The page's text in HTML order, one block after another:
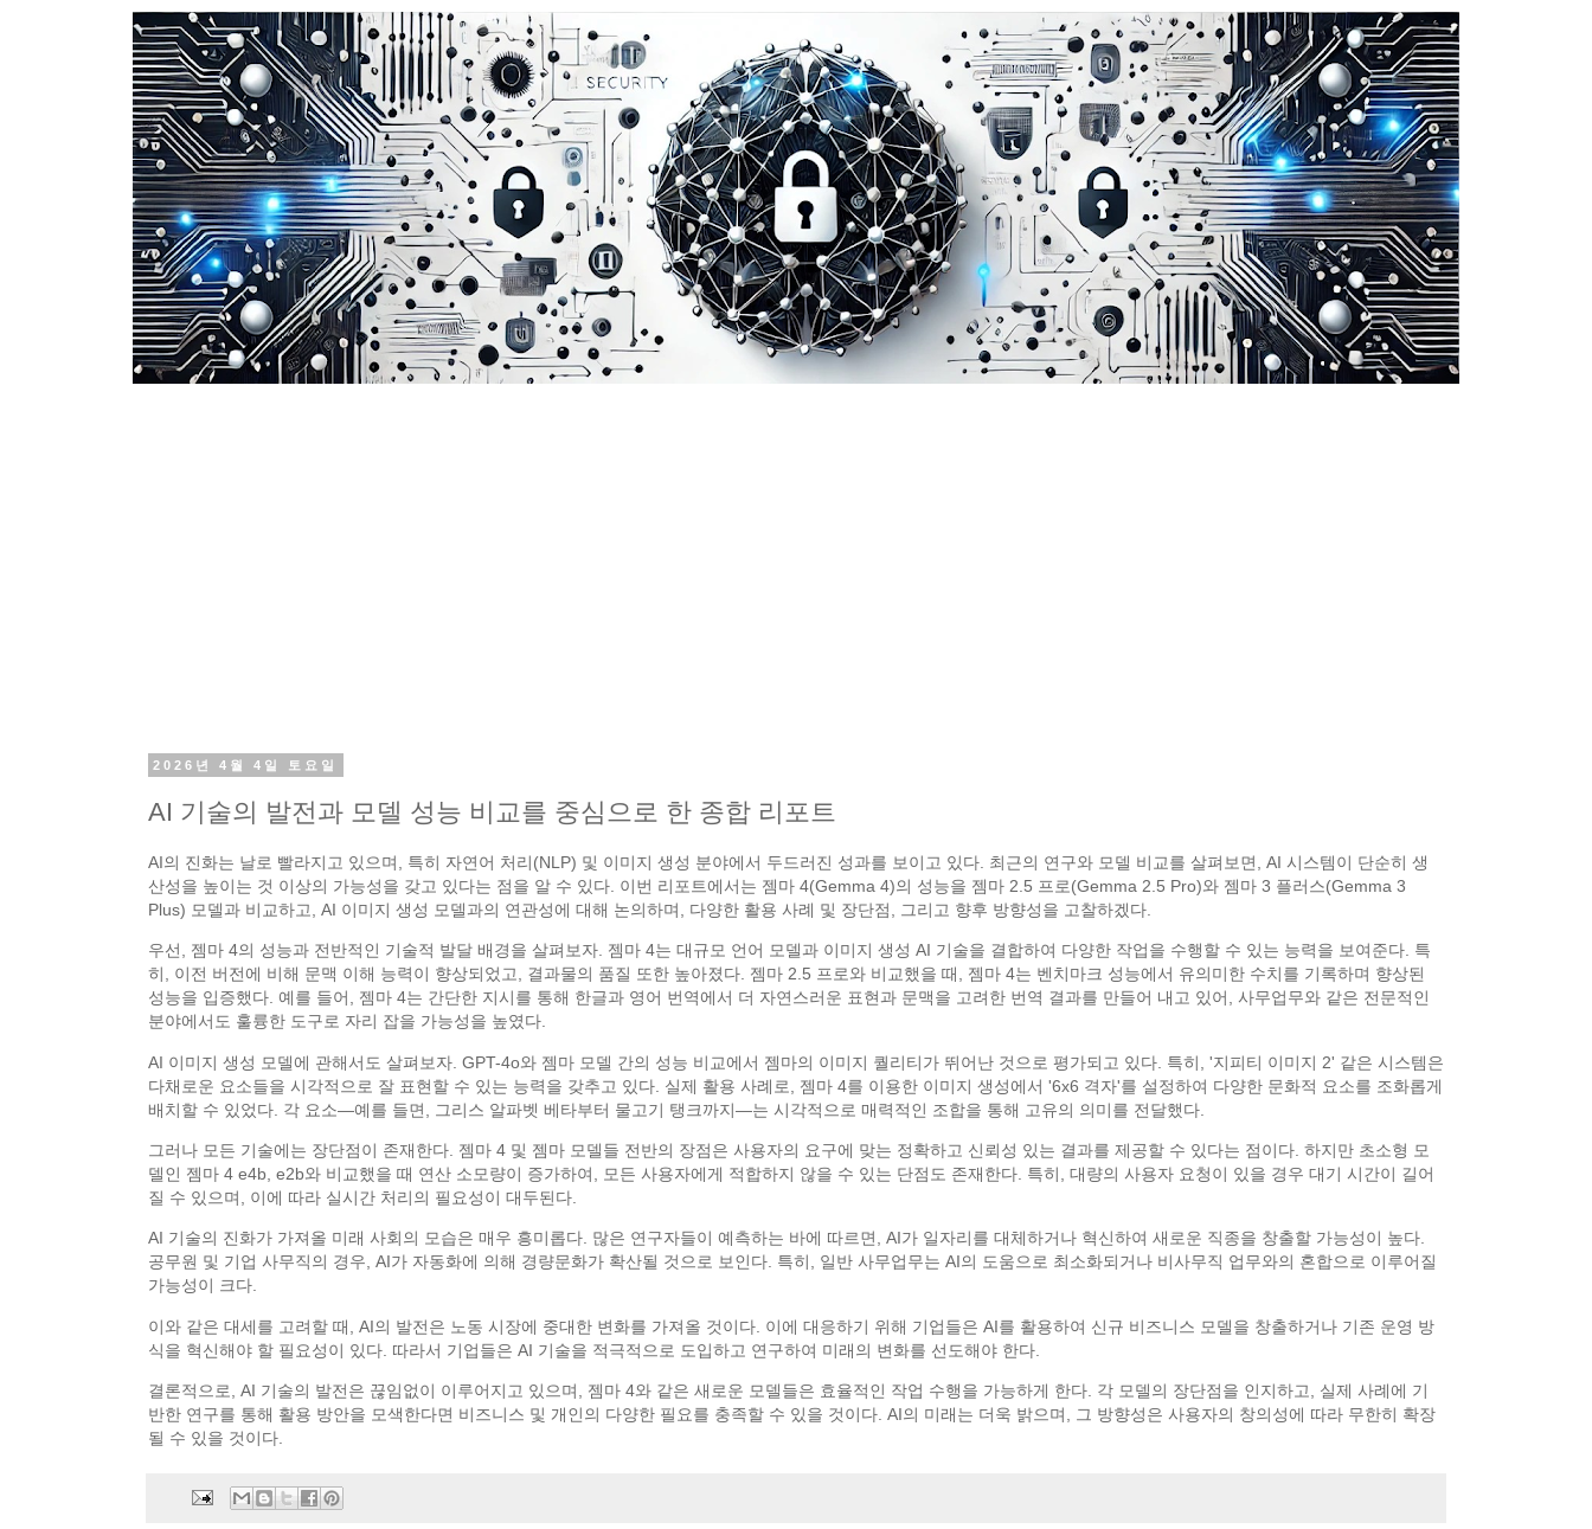
2026년 4월 4일 토요일
AI 기술의 발전과 모델 성능 비교를 중심으로 한 종합 리포트
AI의 진화는 날로 빨라지고 있으며, 특히 자연어 처리(NLP) 및 이미지 생성 분야에서 두드러진 성과를 보이고 있다. 최근의 연구와 모델 비교를 살펴보면, AI 시스템이 단순히 생
산성을 높이는 것 이상의 가능성을 갖고 있다는 점을 알 수 있다. 이번 리포트에서는 젬마 4(Gemma 4)의 성능을 젬마 2.5 프로(Gemma 2.5 Pro)와 젬마 3 플러스(Gemma 3
Plus) 모델과 비교하고, AI 이미지 생성 모델과의 연관성에 대해 논의하며, 다양한 활용 사례 및 장단점, 그리고 향후 방향성을 고찰하겠다.
우선, 젬마 4의 성능과 전반적인 기술적 발달 배경을 살펴보자. 젬마 4는 대규모 언어 모델과 이미지 생성 AI 기술을 결합하여 다양한 작업을 수행할 수 있는 능력을 보여준다. 특
히, 이전 버전에 비해 문맥 이해 능력이 향상되었고, 결과물의 품질 또한 높아졌다. 젬마 2.5 프로와 비교했을 때, 젬마 4는 벤치마크 성능에서 유의미한 수치를 기록하며 향상된
성능을 입증했다. 예를 들어, 젬마 4는 간단한 지시를 통해 한글과 영어 번역에서 더 자연스러운 표현과 문맥을 고려한 번역 결과를 만들어 내고 있어, 사무업무와 같은 전문적인
분야에서도 훌륭한 도구로 자리 잡을 가능성을 높였다.
AI 이미지 생성 모델에 관해서도 살펴보자. GPT-4o와 젬마 모델 간의 성능 비교에서 젬마의 이미지 퀄리티가 뛰어난 것으로 평가되고 있다. 특히, '지피티 이미지 2' 같은 시스템은
다채로운 요소들을 시각적으로 잘 표현할 수 있는 능력을 갖추고 있다. 실제 활용 사례로, 젬마 4를 이용한 이미지 생성에서 '6x6 격자'를 설정하여 다양한 문화적 요소를 조화롭게
배치할 수 있었다. 각 요소—예를 들면, 그리스 알파벳 베타부터 물고기 탱크까지—는 시각적으로 매력적인 조합을 통해 고유의 의미를 전달했다.
그러나 모든 기술에는 장단점이 존재한다. 젬마 4 및 젬마 모델들 전반의 장점은 사용자의 요구에 맞는 정확하고 신뢰성 있는 결과를 제공할 수 있다는 점이다. 하지만 초소형 모
델인 젬마 4 e4b, e2b와 비교했을 때 연산 소모량이 증가하여, 모든 사용자에게 적합하지 않을 수 있는 단점도 존재한다. 특히, 대량의 사용자 요청이 있을 경우 대기 시간이 길어
질 수 있으며, 이에 따라 실시간 처리의 필요성이 대두된다.
AI 기술의 진화가 가져올 미래 사회의 모습은 매우 흥미롭다. 많은 연구자들이 예측하는 바에 따르면, AI가 일자리를 대체하거나 혁신하여 새로운 직종을 창출할 가능성이 높다.
공무원 및 기업 사무직의 경우, AI가 자동화에 의해 경량문화가 확산될 것으로 보인다. 특히, 일반 사무업무는 AI의 도움으로 최소화되거나 비사무직 업무와의 혼합으로 이루어질
가능성이 크다.
이와 같은 대세를 고려할 때, AI의 발전은 노동 시장에 중대한 변화를 가져올 것이다. 이에 대응하기 위해 기업들은 AI를 활용하여 신규 비즈니스 모델을 창출하거나 기존 운영 방
식을 혁신해야 할 필요성이 있다. 따라서 기업들은 AI 기술을 적극적으로 도입하고 연구하여 미래의 변화를 선도해야 한다.
결론적으로, AI 기술의 발전은 끊임없이 이루어지고 있으며, 젬마 4와 같은 새로운 모델들은 효율적인 작업 수행을 가능하게 한다. 각 모델의 장단점을 인지하고, 실제 사례에 기
반한 연구를 통해 활용 방안을 모색한다면 비즈니스 및 개인의 다양한 필요를 충족할 수 있을 것이다. AI의 미래는 더욱 밝으며, 그 방향성은 사용자의 창의성에 따라 무한히 확장
될 수 있을 것이다.